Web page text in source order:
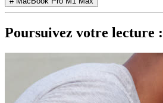
Poursuivez votre lecture :